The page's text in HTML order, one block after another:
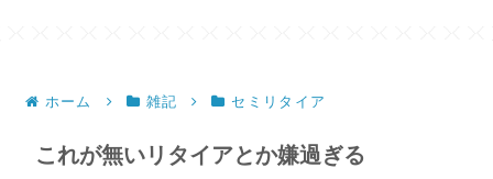
ホーム 雑記 セミリタイア
これが無いリタイアとか嫌過ぎる